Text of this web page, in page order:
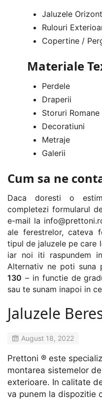
Jaluzele
Rulouri
Copertine /
Materiale
Perdele
Draperii
Storuri Romane
Decoratiuni
Metraje
Galerii
Cum sa ne
Daca doresti o
completezi formularul
e-mail la
ale ferestrelor, cateva
tipul de jaluzele pe care
iar noi iti raspundem
Alternativ ne poti suna
130 – in functie de
sau te sunam inapoi in
Jaluzele
August 18, 2022
Prettoni ® este
montarea sistemelor
exterioare. In calitate
va punem la dispozitie